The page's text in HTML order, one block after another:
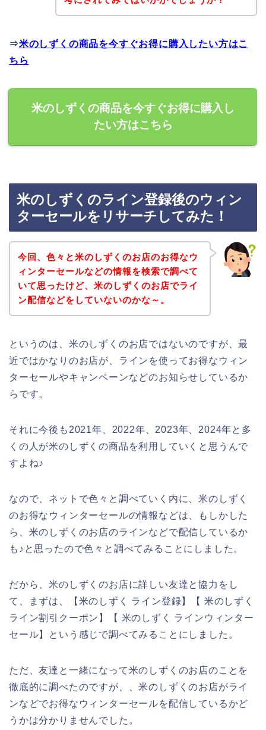
⇒米のしずくの商品を今すぐお得に購入したい方はこ
ちら
米のしずくの商品を今すぐお得に購入し
たい方はこちら
米のしずくのライン登録後のウィン
ターセールをリサーチしてみた！
今回、色々と米のしずくのお店のお得なウ
ィンターセールなどの情報を検索で調べて
いて思ったけど、米のしずくのお店でライ
ン配信などをしていないのかな～。
というのは、米のしずくのお店ではないのですが、最
近ではかなりのお店が、ラインを使ってお得なウィン
ターセールやキャンペーンなどのお知らせしているか
らです。
それに今後も2021年、2022年、2023年、2024年と多
くの人が米のしずくの商品を利用していくと思うんで
すよね♪
なので、ネットで色々と調べていく内に、米のしずく
のお得なウィンターセールの情報などは、もしかした
ら、米のしずくのお店のラインなどで配信しているか
も♪と思ったので色々と調べてみることにしました。
だから、米のしずくのお店に詳しい友達と協力をし
て、まずは、【米のしずく ライン登録】【 米のしずく
ライン割引クーポン】【 米のしずく ラインウィンター
セール】という感じで調べてみることにしました。
ただ、友達と一緒になって米のしずくのお店のことを
徹底的に調べたのですが、、米のしずくのお店がライ
ンなどでお得なウィンターセールを配信しているかど
うかは分かりませんでした。